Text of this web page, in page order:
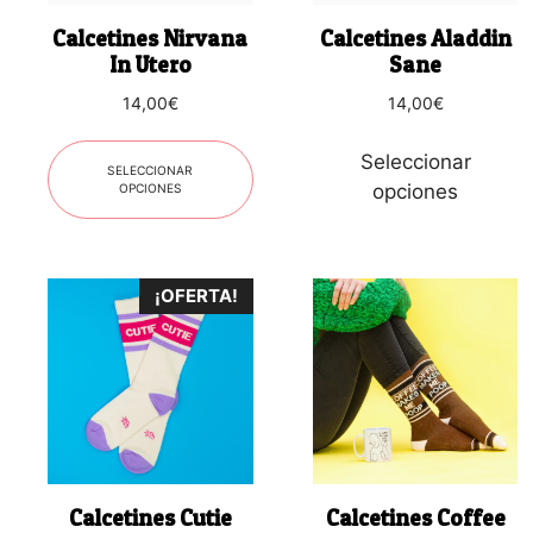
Calcetines Nirvana
In Utero
14,00€
SELECCIONAR
OPCIONES
pueden
página
de
Calcetines Aladdin
Sane
14,00€
Seleccionar
opciones
pueden
página
¡OFERTA!
Calcetines Cutie
Calcetines Coffee